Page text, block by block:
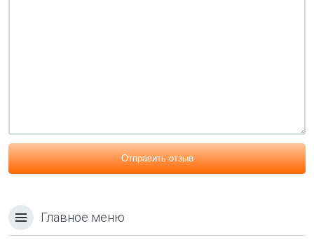
Отправить отзыв
Главное меню